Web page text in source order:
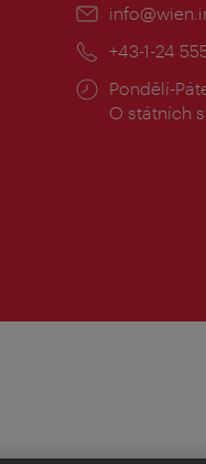
E-
Telefon:
+43-1-24
Provozní
doba:
Pondělí-
O státních